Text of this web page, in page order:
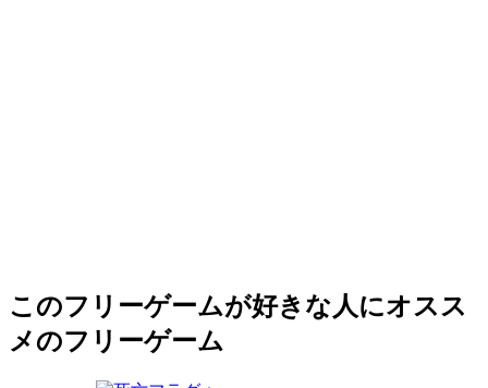
このフリーゲームが好きな人にオスス
メのフリーゲーム